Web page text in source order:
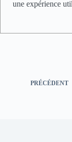
une expérience
PRÉCÉDENT